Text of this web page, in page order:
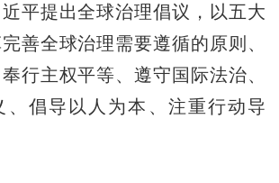
提出全球治理倡议，以五大
善全球治理需要遵循的原则、
行主权平等、遵守国际法治、
、倡导以人为本、注重行动导